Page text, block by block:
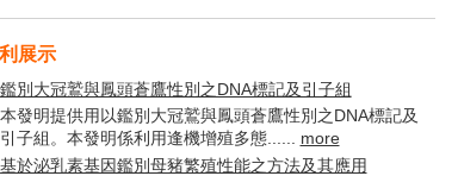
展示
鑑別大冠鷲與鳳頭蒼鷹性別之DNA標記及引子組
本發明提供用以鑑別大冠鷲與鳳頭蒼鷹性別之DNA標記及
引子組。本發明係利用逢機增殖多態...... more
基於泌乳素基因鑑別母豬繁殖性能之方法及其應用